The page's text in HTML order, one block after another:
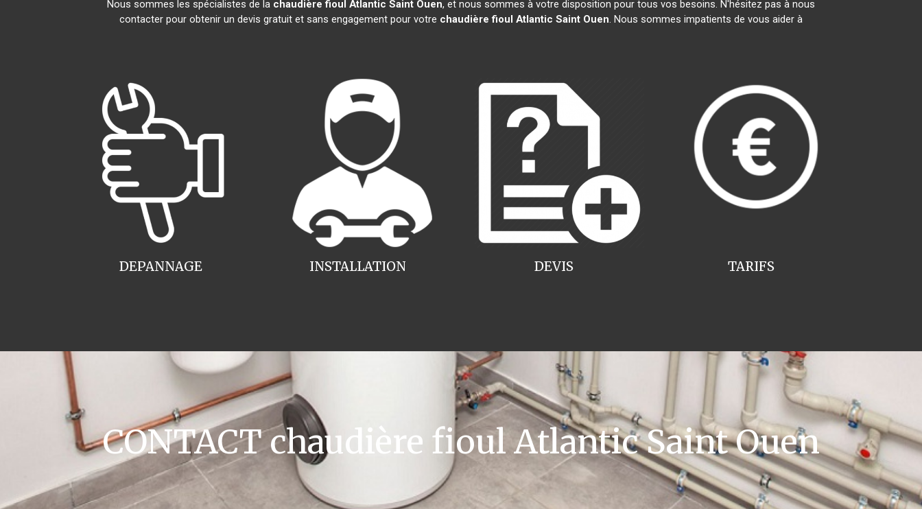
Nous sommes les spécialistes de la chaudière fioul Atlantic Saint Ouen, et nous sommes à votre disposition pour tous vos besoins. N'hésitez pas à nous
contacter pour obtenir un devis gratuit et sans engagement pour votre chaudière fioul Atlantic Saint Ouen. Nous sommes impatients de vous aider à
INSTALLATION
DEPANNAGE TARIFS
DEVIS
CONTACT chaudière fioul Atlantic Saint Ouen